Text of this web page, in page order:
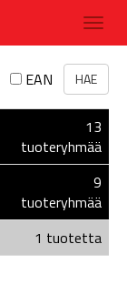
EAN
13
tuoteryhmää
9
tuoteryhmää
1 tuotetta